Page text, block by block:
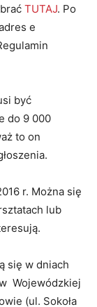
TUTAJ. Po
e
być
do 9 000
to on
r. Można się
lub
się w dniach
Wojewódzkiej
(ul. Sokoła